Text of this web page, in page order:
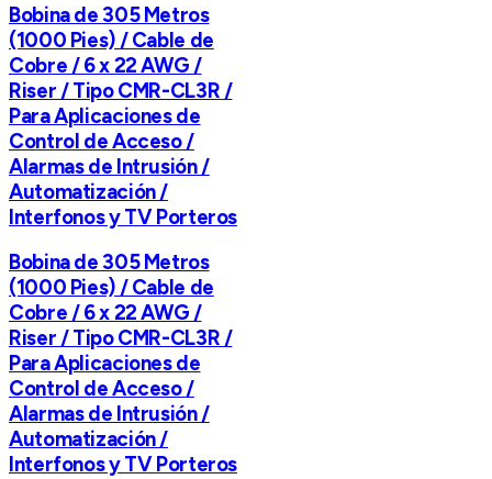
Bobina de 305 Metros
(1000 Pies) / Cable de
Cobre / 6 x 22 AWG /
Riser / Tipo CMR-CL3R /
Para Aplicaciones de
Control de Acceso /
Alarmas de Intrusión /
Automatización /
Interfonos y TV Porteros
Bobina de 305 Metros
(1000 Pies) / Cable de
Cobre / 6 x 22 AWG /
Riser / Tipo CMR-CL3R /
Para Aplicaciones de
Control de Acceso /
Alarmas de Intrusión /
Automatización /
Interfonos y TV Porteros